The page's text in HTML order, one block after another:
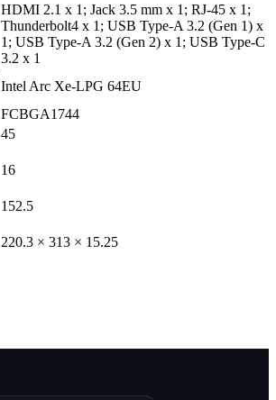
HDMI 2.1 x 1; Jack 3.5 mm x 1; RJ-45 x 1;
Thunderbolt4 x 1; USB Type-A 3.2 (Gen 1) x
1; USB Type-A 3.2 (Gen 2) x 1; USB Type-C
3.2 x 1
Intel Arc Xe-LPG 64EU
FCBGA1744
45
16
152.5
220.3 × 313 × 15.25